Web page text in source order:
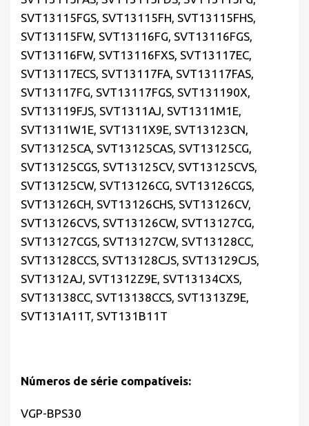
SVT13115FGS, SVT13115FH, SVT13115FHS,
SVT13115FW, SVT13116FG, SVT13116FGS,
SVT13116FW, SVT13116FXS, SVT13117EC,
SVT13117ECS, SVT13117FA, SVT13117FAS,
SVT13117FG, SVT13117FGS, SVT131190X,
SVT13119FJS, SVT1311AJ, SVT1311M1E,
SVT1311W1E, SVT1311X9E, SVT13123CN,
SVT13125CA, SVT13125CAS, SVT13125CG,
SVT13125CGS, SVT13125CV, SVT13125CVS,
SVT13125CW, SVT13126CG, SVT13126CGS,
SVT13126CH, SVT13126CHS, SVT13126CV,
SVT13126CVS, SVT13126CW, SVT13127CG,
SVT13127CGS, SVT13127CW, SVT13128CC,
SVT13128CCS, SVT13128CJS, SVT13129CJS,
SVT1312AJ, SVT1312Z9E, SVT13134CXS,
SVT13138CC, SVT13138CCS, SVT1313Z9E,
SVT131A11T, SVT131B11T
Números de série compatíveis:
VGP-BPS30